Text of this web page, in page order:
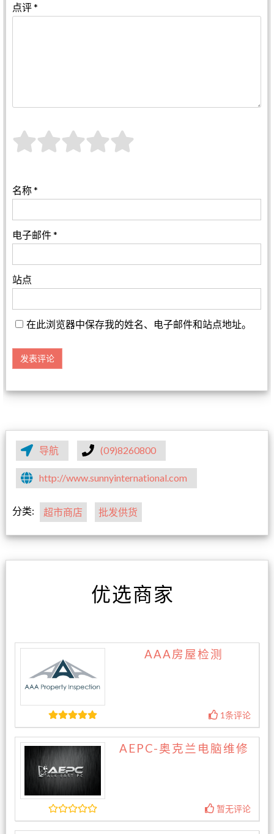
点评*
名称*
电子邮件*
站点
在此浏览器中保存我的姓名、电子邮件和站点地址。
导航 (09)8260800
http://www.sunnyinternational.com
分类: 超市商店 批发供货
优选商家
AAA房屋检测
1条评论
AEPC-奥克兰电脑维修
暂无评论